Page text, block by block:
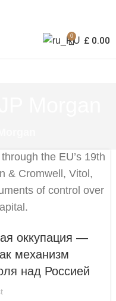
0 £ 0.00
оккупация —
механизм
над Россией